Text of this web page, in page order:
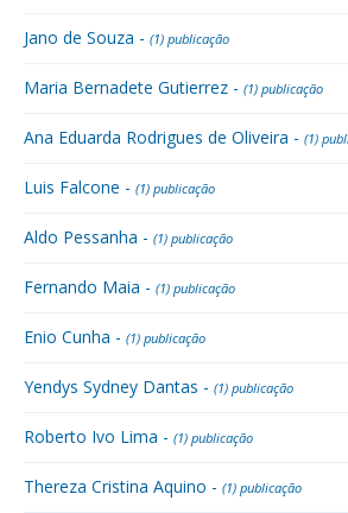
Jano de Souza - (1) publicação
Maria Bernadete Gutierrez - (1) publicação
Ana Eduarda Rodrigues de Oliveira - (1)
Luis Falcone - (1) publicação
Aldo Pessanha - (1) publicação
Fernando Maia - (1) publicação
Enio Cunha - (1) publicação
Yendys Sydney Dantas - (1) publicação
Roberto Ivo Lima - (1) publicação
Thereza Cristina Aquino - (1) publicação